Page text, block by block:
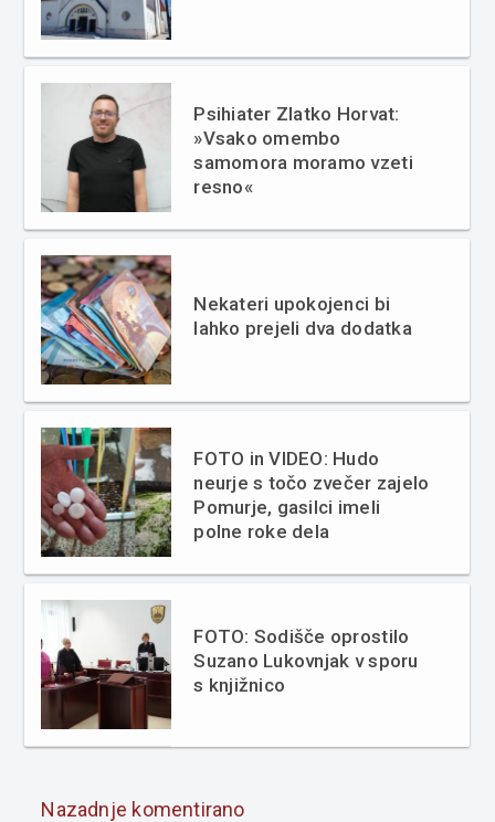
Psihiater Zlatko Horvat:
»Vsako omembo
samomora moramo vzeti
resno«
Nekateri upokojenci bi
lahko prejeli dva dodatka
FOTO in VIDEO: Hudo
neurje s točo zvečer zajelo
Pomurje, gasilci imeli
polne roke dela
FOTO: Sodišče oprostilo
Suzano Lukovnjak v sporu
s knjižnico
Nazadnje komentirano